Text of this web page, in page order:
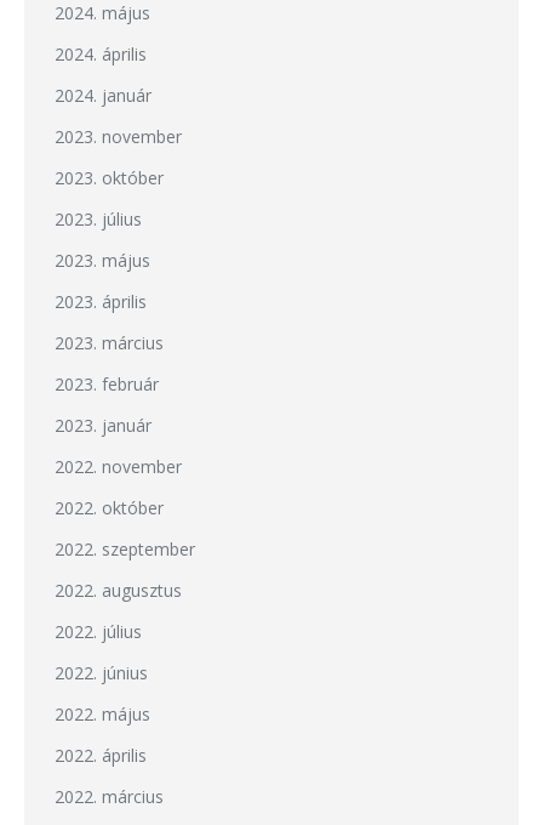
2024. május
2024. április
2024. január
2023. november
2023. október
2023. július
2023. május
2023. április
2023. március
2023. február
2023. január
2022. november
2022. október
2022. szeptember
2022. augusztus
2022. július
2022. június
2022. május
2022. április
2022. március